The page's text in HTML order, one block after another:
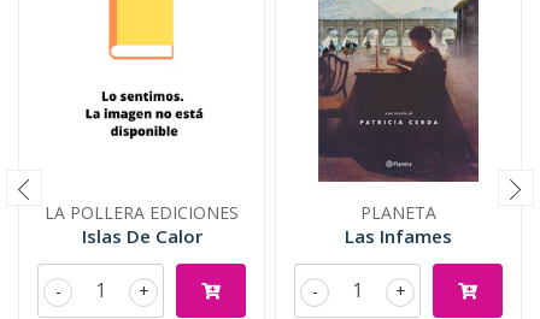
LA POLLERA EDICIONES
Islas De Calor
+
-
PLANETA
Las Infames
+
-